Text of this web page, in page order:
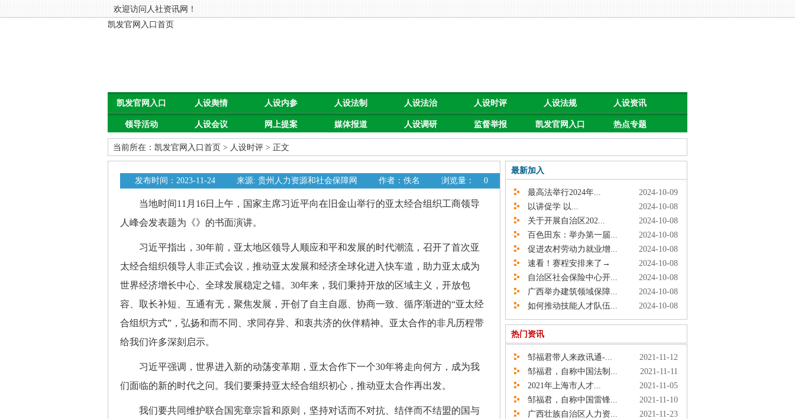
欢迎访问人社资讯网！
凯发官网入口首页
凯发官网入口
首页
人设舆情 人设内参 人设法制 人设法治 人设时评 人设法规 人设资讯
领导活动 人设会议 网上提案 媒体报道 人设调研 监督举报 凯发官网入口 热点专题
当前所在： 凯发官网入口首页 > 人设时评 > 正文
发布时间：2023-11-24 来源: 贵州人力资源和社会保障网 作者：佚名 浏览量： 0
当地时间11月16日上午，国家主席习近平向在旧金山举行的亚太经合组织工商领导
人峰会发表题为《》的书面演讲。
习近平指出，30年前，亚太地区领导人顺应和平和发展的时代潮流，召开了首次亚
太经合组织领导人非正式会议，推动亚太发展和经济全球化进入快车道，助力亚太成为
世界经济增长中心、全球发展稳定之锚。30年来，我们秉持开放的区域主义，开放包
容、取长补短、互通有无，聚焦发展，开创了自主自愿、协商一致、循序渐进的“亚太经
合组织方式”，弘扬和而不同、求同存异、和衷共济的伙伴精神。亚太合作的非凡历程带
给我们许多深刻启示。
习近平强调，世界进入新的动荡变革期，亚太合作下一个30年将走向何方，成为我
们面临的新的时代之问。我们要秉持亚太经合组织初心，推动亚太合作再出发。
我们要共同维护联合国宪章宗旨和原则，坚持对话而不对抗、结伴而不结盟的国与
最新加入
最高法举行2024年...
2024-10-09
以讲促学 以...
2024-10-08
关于开展自治区202...
2024-10-08
百色田东：举办第一届...
2024-10-08
促进农村劳动力就业增...
2024-10-08
速看！赛程安排来了→
2024-10-08
自治区社会保险中心开...
2024-10-08
广西举办建筑领域保障...
2024-10-08
如何推动技能人才队伍...
2024-10-08
热门资讯
邹福君带人来政讯通-...
2021-11-12
邹福君，自称中国法制...
2021-11-11
2021年上海市人才...
2021-11-05
邹福君，自称中国雷锋...
2021-11-10
广西壮族自治区人力资...
2021-11-23